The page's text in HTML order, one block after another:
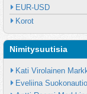
EUR-USD
Korot
Nimitysuutisia
Kati Virolainen
Eveliina